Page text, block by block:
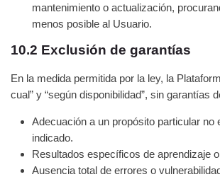
mantenimiento o actualización,
menos posible al Usuario.
10.2 Exclusión de garantías
En la medida permitida por la ley, la
cual” y “según disponibilidad”, sin garantías
Adecuación a un propósito particular no
indicado.
Resultados específicos de aprendizaje
Ausencia total de errores o